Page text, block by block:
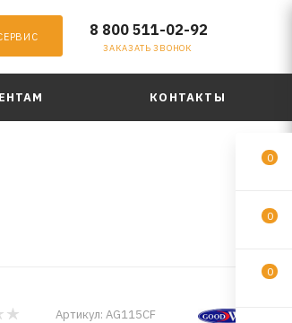
8 800 511-02-92
ЗАКАЗАТЬ ЗВОНОК
КОНТАКТЫ
Артикул: AG115CF
0
0
0